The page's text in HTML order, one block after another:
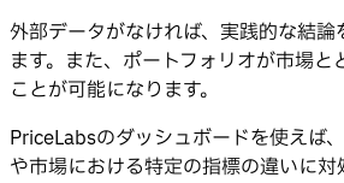
外部データがなければ、実践的な結
ます。また、ポートフォリオが市場
ことが可能になります。
PriceLabsのダッシュボードを使えば
や市場における特定の指標の違いに対